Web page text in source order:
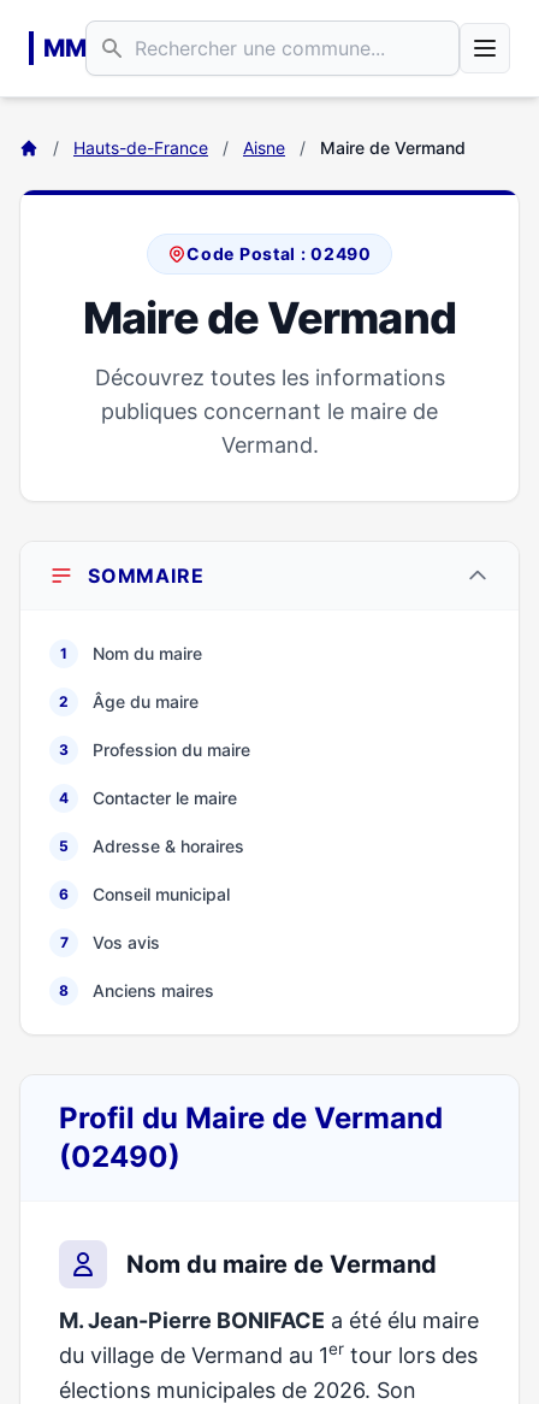
MM
/ Hauts-de-France / Aisne / Maire de Vermand
Code Postal : 02490
Maire de Vermand
Découvrez toutes les informations
publiques concernant le maire de
Vermand.
SOMMAIRE
1 Nom du maire
2 Âge du maire
3 Profession du maire
4 Contacter le maire
5 Adresse & horaires
6 Conseil municipal
7 Vos avis
8 Anciens maires
Profil du Maire de Vermand
(02490)
Nom du maire de Vermand
M. Jean-Pierre BONIFACE a été élu maire
du village de Vermand au 1er tour lors des
élections municipales de 2026. Son